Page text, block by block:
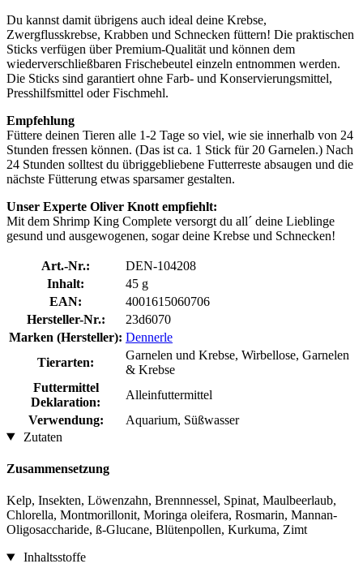
Du kannst damit übrigens auch ideal deine Krebse,
Zwergflusskrebse, Krabben und Schnecken füttern! Die praktischen
Sticks verfügen über Premium-Qualität und können dem
wiederverschließbaren Frischebeutel einzeln entnommen werden.
Die Sticks sind garantiert ohne Farb- und Konservierungsmittel,
Presshilfsmittel oder Fischmehl.
Empfehlung
Füttere deinen Tieren alle 1-2 Tage so viel, wie sie innerhalb von 24
Stunden fressen können. (Das ist ca. 1 Stick für 20 Garnelen.) Nach
24 Stunden solltest du übriggebliebene Futterreste absaugen und die
nächste Fütterung etwas sparsamer gestalten.
Unser Experte Oliver Knott empfiehlt:
Mit dem Shrimp King Complete versorgt du all´ deine Lieblinge
gesund und ausgewogenen, sogar deine Krebse und Schnecken!
Art.-Nr.:
DEN-104208
Inhalt:
45 g
EAN:
4001615060706
Hersteller-Nr.:
23d6070
Marken (Hersteller): Dennerle
Tierarten:
Garnelen und Krebse, Wirbellose, Garnelen
& Krebse
Futtermittel
Deklaration:
Alleinfuttermittel
Verwendung:
Aquarium, Süßwasser
Zutaten
Zusammensetzung
Kelp, Insekten, Löwenzahn, Brenn­nessel, Spinat, Maulbeerlaub,
Chlorella, Montmorillonit, Moringa oleifera, Rosmarin, Mannan-
Oligo­saccharide, ß-Glucane, Blütenpollen, Kurkuma, Zimt
Inhaltsstoffe